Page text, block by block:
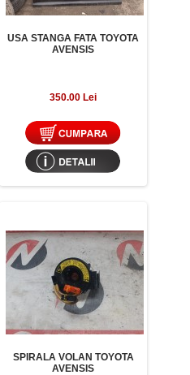
USA STANGA FATA TOYOTA
AVENSIS
350.00 Lei
SPIRALA VOLAN TOYOTA
AVENSIS